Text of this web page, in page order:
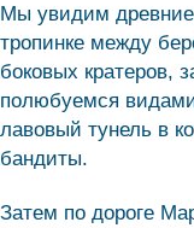
Мы увидим
тропинке между
боковых кратеров,
полюбуемся
лавовый тунель в
бандиты.
Затем по дороге